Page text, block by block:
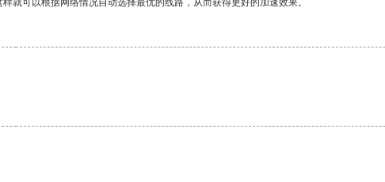
就可以根据网络情况自动选择最优的线路，从而获得更好的加速效果。